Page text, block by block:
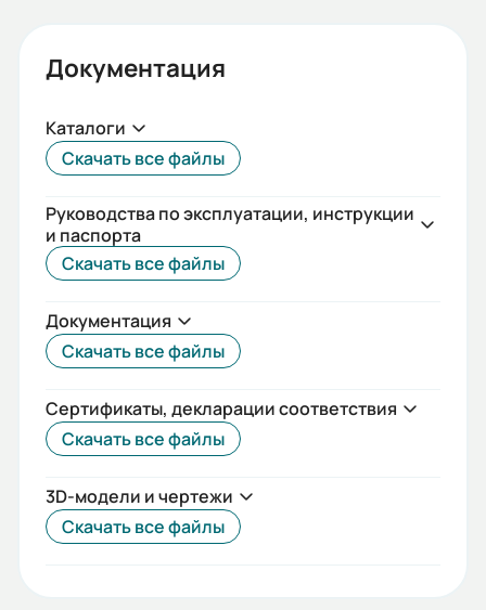
0,85
КПД:
78,5
2,2
Длина сердечника статора:
А
Mmax/Mн:
Вес (кг):
8.6
Габариты (ШхВхГ, м):
0.25x0.355x0.19
Документация
Каталоги
Скачать все файлы
Руководства по эксплуатации, инструкции
и паспорта
Скачать все файлы
Документация
Скачать все файлы
Сертификаты, декларации соответствия
Скачать все файлы
3D-модели и чертежи
Скачать все файлы